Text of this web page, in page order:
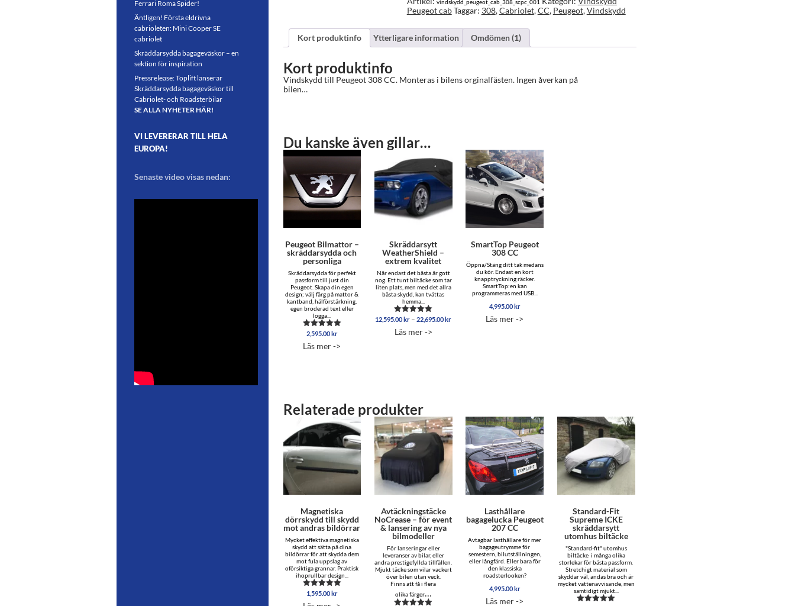
vindskydd_peugeot_cab_308_scpc_001
Peugeot cabTaggar: 308,Cabriolet,CC, Peugeot,Vindskydd
Kort produktinfo Ytterligare information Omdömen (1)
Kort produktinfo
Vindskydd till Peugeot 308 CC. Monteras i bilens orginalfästen. Ingen åverkan på
bilen…
Du kanske även gillar…
Peugeot Bilmattor –
skräddarsydda och
personliga
Skräddarsydda för perfekt
passform till just din
Peugeot. Skapa din egen
design; välj färg på mattor &
kantband, hälförstärkning,
egen broderad text eller
logga...
Betygsatt
av 5
2,595.00kr
Läs mer ->
Skräddarsytt
WeatherShield –
extrem kvalitet
När endast det bästa är gott
nog. Ett tunt biltäcke som tar
liten plats, men med det allra
bästa skydd, kan tvättas
hemma...
Betygsatt
av 5
12,595.00kr – 22,695.00krPrisintervall:
Läs mer ->
SmartTop Peugeot
308 CC
Öppna/Stäng ditt tak medans
du kör. Endast en kort
knapptryckning räcker.
SmartTop:en kan
programmeras med USB...
4,995.00kr
Läs mer ->
Relaterade produkter
Magnetiska
dörrskydd till skydd
mot andras bildörrar
Mycket effektiva magnetiska
skydd att sätta på dina
bildörrar för att skydda dem
mot fula uppslag av
oförsiktiga grannar. Praktisk
ihoprullbar design...
Betygsatt
1,595.00 kr
Avtäckningstäcke
NoCrease – för event
& lansering av nya
bilmodeller
För lanseringar eller
leveranser av bilar, eller
andra prestigefyllda tillfällen.
Mjukt täcke som vilar vackert
över bilen utan veck.
Finns att få i flera
olika färger…
Lasthållare
bagagelucka Peugeot
207 CC
Avtagbar lasthållare för mer
bagageutrymme för
semestern, bilutställningen,
eller långfärd. Eller bara för
den klassiska
roadsterlooken?
4,995.00 kr
Läs mer ->
Standard-Fit
Supreme ICKE
skräddarsytt
utomhus biltäcke
"Standard-fit" utomhus
biltäcke i många olika
storlekar för bästa passform.
Stretchigt material som
skyddar väl, andas bra och är
mycket vattenavvisande, men
samtidigt mjukt...
Ferrari Roma Spider!
Äntligen! Första eldrivna
cabrioleten: Mini Cooper SE
cabriolet
Skräddarsydda bagageväskor – en
sektion för inspiration
Pressrelease: Toplift lanserar
Skräddarsydda bagageväskor till
Cabriolet- och Roadsterbilar
SE ALLA NYHETER HÄR!
VI LEVERERAR TILL HELA
EUROPA!
Senaste video visas nedan: